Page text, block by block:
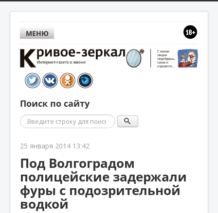
МЕНЮ
Поиск по сайту
Поиск
25 января 2014 13:42
Под Волгоградом
полицейские задержали
фуры с подозрительной
водкой